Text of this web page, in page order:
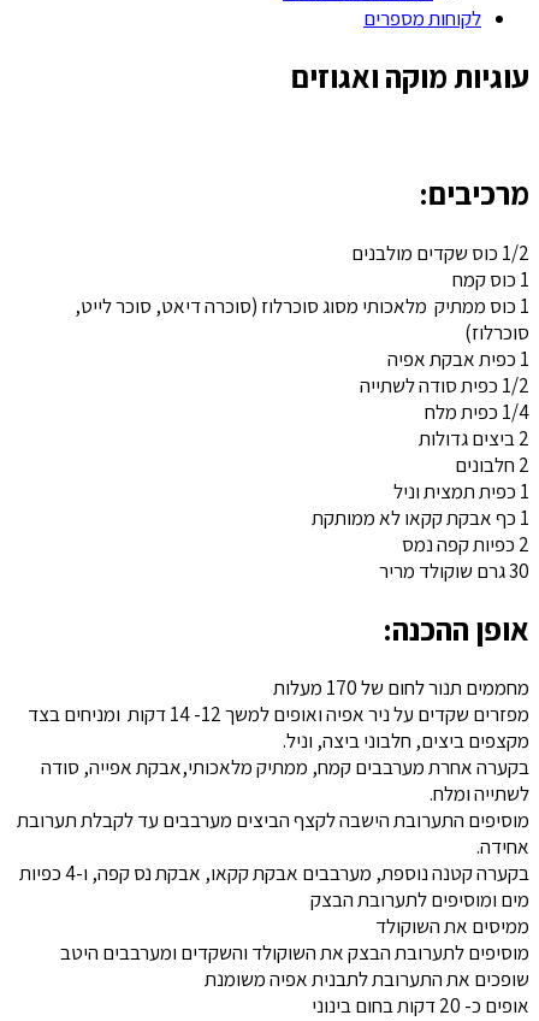
לקוחות מספרים
עוגיות מוקה ואגוזים
מרכיבים:
1/2 כוס שקדים מולבנים
1 כוס קמח
1 כוס ממתיק מלאכותי מסוג סוכרלוז (סוכרה דיאט, סוכר לייט,
סוכרלוז)
1 כפית אבקת אפיה
1/2 כפית סודה לשתייה
1/4 כפית מלח
2 ביצים גדולות
2 חלבונים
1 כפית תמצית וניל
1 כף אבקת קקאו לא ממותקת
2 כפיות קפה נמס
30 גרם שוקולד מריר
אופן ההכנה:
מחממים תנור לחום של 170 מעלות
מפזרים שקדים על ניר אפיה ואופים למשך 12- 14 דקות ומניחים בצד
מקצפים ביצים, חלבוני ביצה, וניל.
בקערה אחרת מערבבים קמח, ממתיק מלאכותי,אבקת אפייה, סודה
לשתייה ומלח.
מוסיפים התערובת הישבה לקצף הביצים מערבבים עד לקבלת תערובת
אחידה.
בקערה קטנה נוספת, מערבבים אבקת קקאו, אבקת נס קפה, ו-4 כפיות
מים ומוסיפים לתערובת הבצק
ממיסים את השוקולד
מוסיפים לתערובת הבצק את השוקולד והשקדים ומערבבים היטב
שופכים את התערובת לתבנית אפיה משומנת
אופים כ- 20 דקות בחום בינוני